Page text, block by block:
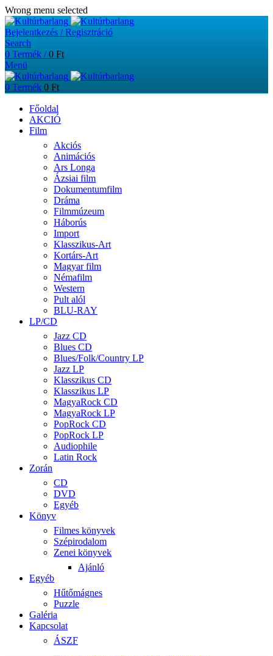
Wrong menu selected
Bejelentkezés / Regisztráció
Search
0 Termék / 0 Ft
Menü
0 Termék 0 Ft
Főoldal
AKCIÓ
Film
Akciós
Animációs
Ars Longa
Ázsiai film
Dokumentumfilm
Dráma
Filmmúzeum
Háborús
Import
Klasszikus-Art
Kortárs-Art
Magyar film
Némafilm
Western
Pult alól
BLU-RAY
LP/CD
Jazz CD
Blues CD
Blues/Folk/Country LP
Jazz LP
Klasszikus CD
Klasszikus LP
MagyaRock CD
MagyaRock LP
PopRock CD
PopRock LP
Audiophile
Latin Rock
Zorán
CD
DVD
Egyéb
Könyv
Filmes könyvek
Szépirodalom
Zenei könyvek
Ajánló
Egyéb
Hűtőmágnes
Puzzle
Galéria
Kapcsolat
ÁSZF